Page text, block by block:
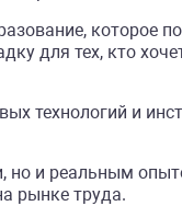
которое
для тех, кто
технологий и
но и реальным
рынке труда.